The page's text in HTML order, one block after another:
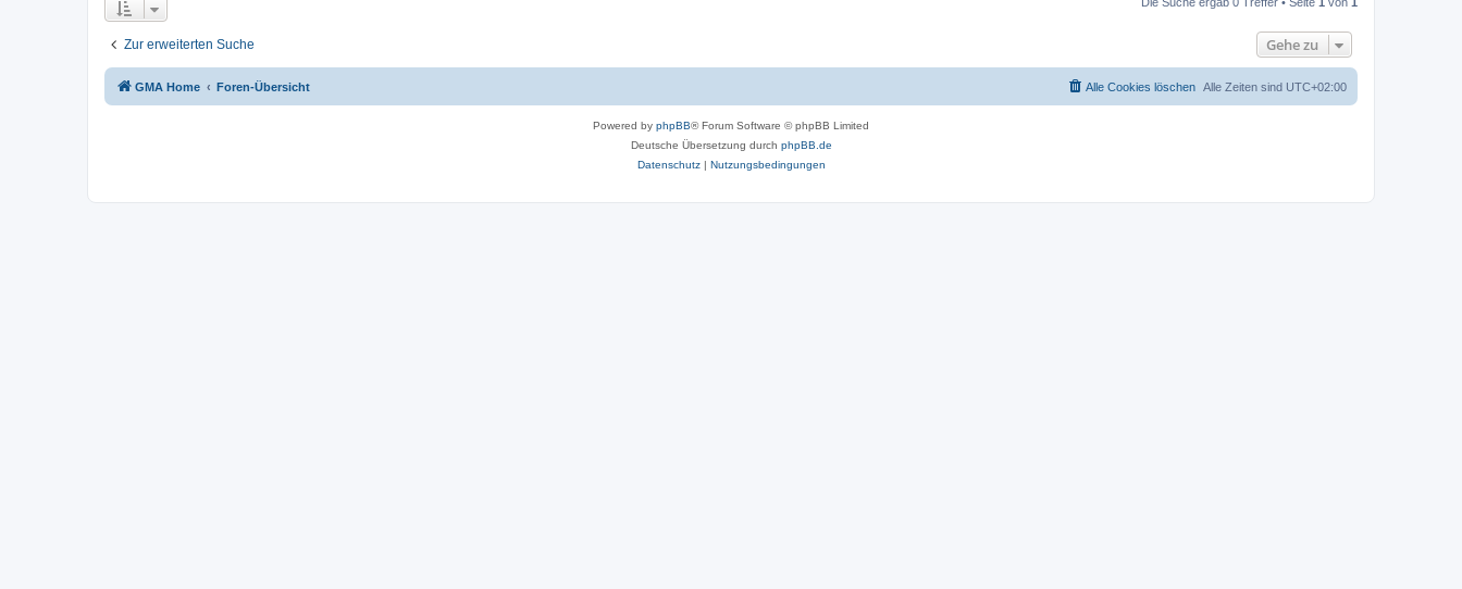
Zur erweiterten Suche Gehe zu
GMA Home Foren-Übersicht Alle Zeiten sind UTC+02:00
Alle Cookies löschen
Powered by phpBB® Forum Software © phpBB Limited
Deutsche Übersetzung durch phpBB.de
Datenschutz| Nutzungsbedingungen